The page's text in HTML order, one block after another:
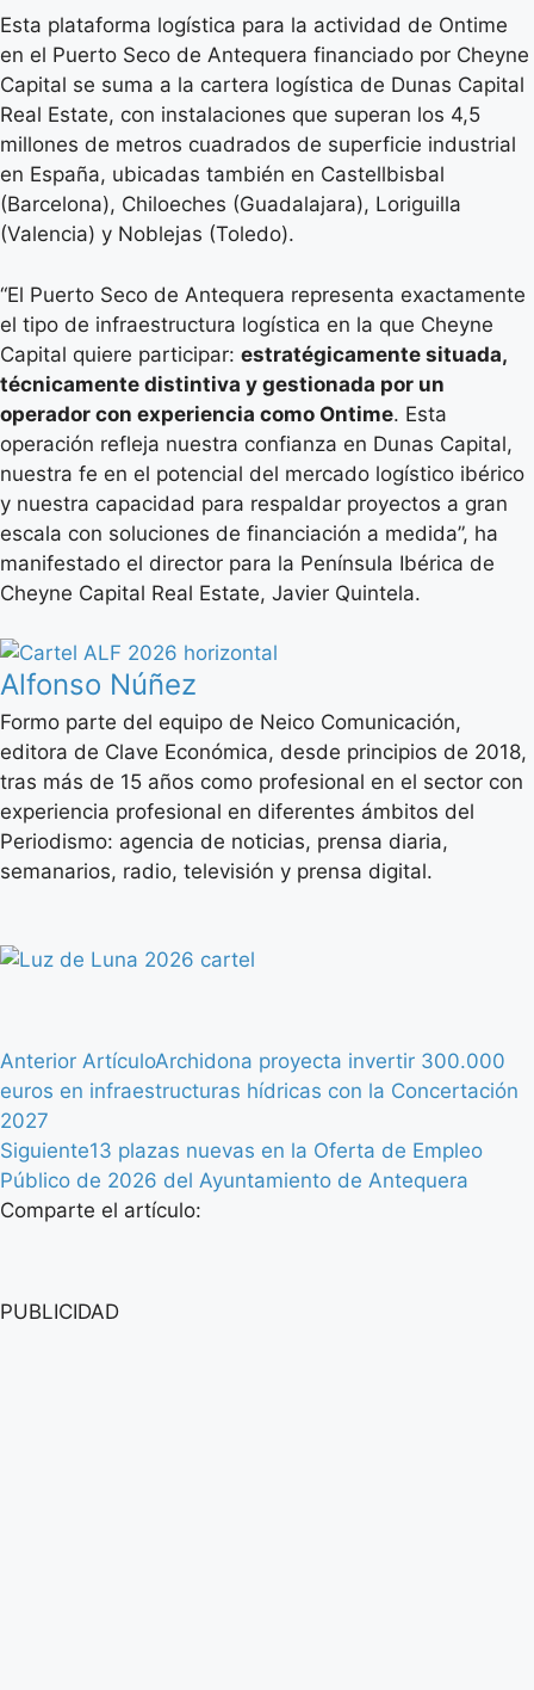
Esta plataforma logística para la actividad de Ontime
en el Puerto Seco de Antequera financiado por Cheyne
Capital se suma a la cartera logística de Dunas Capital
Real Estate, con instalaciones que superan los 4,5
millones de metros cuadrados de superficie industrial
en España, ubicadas también en Castellbisbal
(Barcelona), Chiloeches (Guadalajara), Loriguilla
(Valencia) y Noblejas (Toledo).
“El Puerto Seco de Antequera representa exactamente
el tipo de infraestructura logística en la que Cheyne
Capital quiere participar: estratégicamente situada,
técnicamente distintiva y gestionada por un
operador con experiencia como Ontime. Esta
operación refleja nuestra confianza en Dunas Capital,
nuestra fe en el potencial del mercado logístico ibérico
y nuestra capacidad para respaldar proyectos a gran
escala con soluciones de financiación a medida”, ha
manifestado el director para la Península Ibérica de
Cheyne Capital Real Estate, Javier Quintela.
Alfonso Núñez
Formo parte del equipo de Neico Comunicación,
editora de Clave Económica, desde principios de 2018,
tras más de 15 años como profesional en el sector con
experiencia profesional en diferentes ámbitos del
Periodismo: agencia de noticias, prensa diaria,
semanarios, radio, televisión y prensa digital.
Anterior ArtículoArchidona proyecta invertir 300.000
euros en infraestructuras hídricas con la Concertación
2027
Siguiente13 plazas nuevas en la Oferta de Empleo
Público de 2026 del Ayuntamiento de Antequera
Comparte el artículo:
PUBLICIDAD